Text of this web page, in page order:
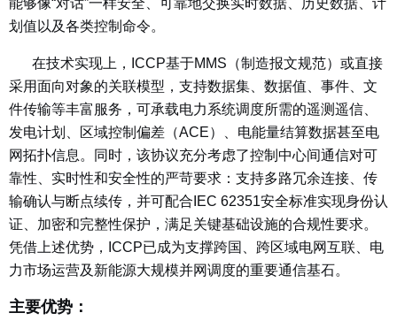
划值以及各类控制命令。
在技术实现上，ICCP基于MMS（制造报文规范）或直接
采用面向对象的关联模型，支持数据集、数据值、事件、文
件传输等丰富服务，可承载电力系统调度所需的遥测遥信、
发电计划、区域控制偏差（ACE）、电能量结算数据甚至电
网拓扑信息。同时，该协议充分考虑了控制中心间通信对可
靠性、实时性和安全性的严苛要求：支持多路冗余连接、传
输确认与断点续传，并可配合IEC 62351安全标准实现身份认
证、加密和完整性保护，满足关键基础设施的合规性要求。
凭借上述优势，ICCP已成为支撑跨国、跨区域电网互联、电
力市场运营及新能源大规模并网调度的重要通信基石。
主要优势：